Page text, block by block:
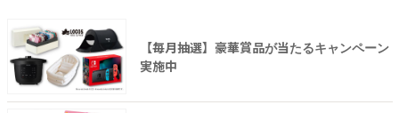
【毎月抽選】豪華賞品が当たるキャンペーン
実施中